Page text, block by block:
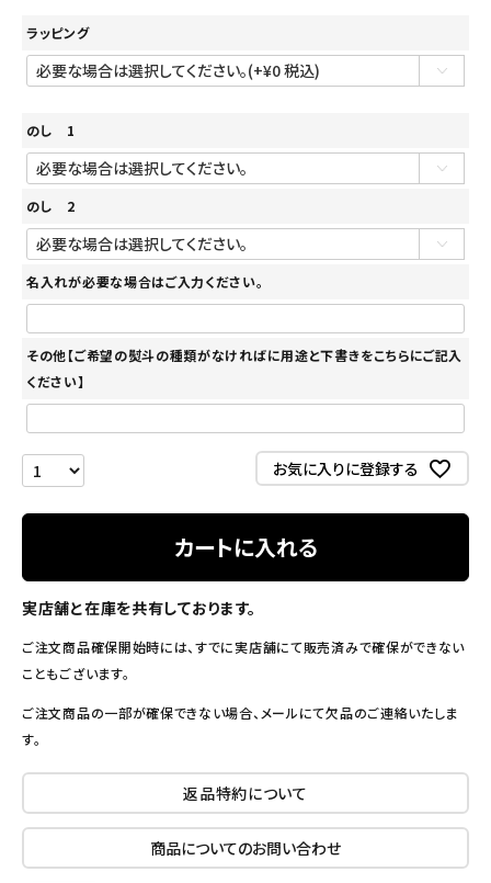
ラッピング
のし 1
のし 2
名入れが必要な場合はご入力ください。
その他【ご希望の熨斗の種類がなければに用途と下書きをこちらにご記入
ください】
お気に入りに登録する
カートに入れる
実店舗と在庫を共有しております。
ご注文商品確保開始時には、すでに実店舗にて販売済みで確保ができない
こともございます。
ご注文商品の一部が確保できない場合、メールにて欠品のご連絡いたしま
す。
返品特約について
商品についてのお問い合わせ